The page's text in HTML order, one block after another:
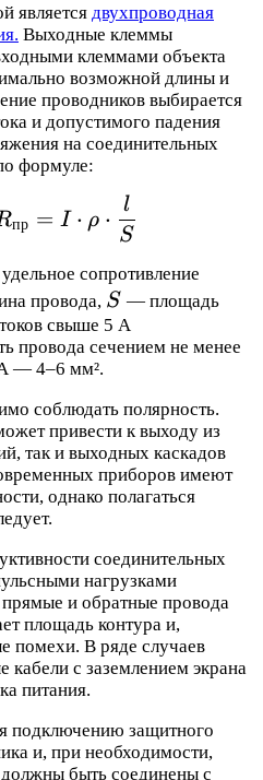
является двухпроводная
Выходные клеммы
клеммами объекта
возможной длины и
проводников выбирается
и допустимого падения
на соединительных
формуле:
\Delta U = I \cdot
пр = I ⋅ ρ ⋅
S
l
сопротивление
провода, S
S — площадь
свыше 5 А
провода сечением не менее
А — 4–6 мм².
соблюдать полярность.
привести к выходу из
так и выходных каскадов
приборов имеют
однако полагаться
соединительных
нагрузками
и обратные провода
площадь контура и,
помехи. В ряде случаев
с заземлением экрана
питания.
подключению защитного
и, при необходимости,
быть соединены с